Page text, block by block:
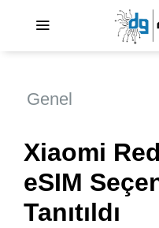
Genel
Xiaomi
eSIM
Tanıtıldı